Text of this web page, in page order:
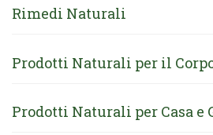
Rimedi Naturali
Prodotti Naturali per il
Prodotti Naturali per Casa e